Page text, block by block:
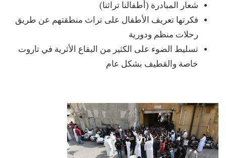
شعار المبادرة (أطفالنا تراثنا)
فكرتها تعريف الأطفال على تراث منطقتهم عن طريق
رحلات منظم ودورية
تسليط الضوء على الكثير من البقاع الأثرية في تاروت
خاصة والقطيف بشكل عام